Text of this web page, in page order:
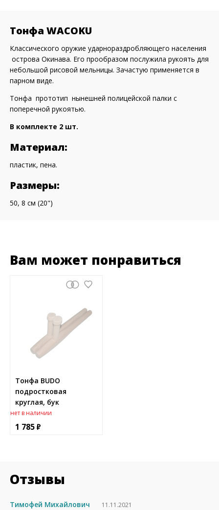
Тонфа WACOKU
Классического оружие ударнораздробляющего населения
острова Окинава. Его прообразом послужила рукоять для
небольшой рисовой мельницы. Зачастую применяется в
парном виде.
Тонфа прототип нынешней полицейской палки с
поперечной рукоятью.
В комплекте 2 шт.
Материал:
пластик, пена.
Размеры:
50, 8 см (20")
Вам может понравиться
Тонфа BUDO
подростковая
круглая, бук
нет в наличии
1 785
Отзывы
Тимофей Михайлович 11.11.2021